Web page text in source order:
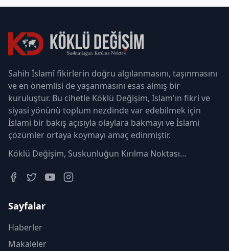
Sahih İslamî fikirlerin doğru algılanmasını, taşınmasını
ve en önemlisi de yaşanmasını esas almış bir
kuruluştur. Bu cihetle Köklü Değişim, İslam'ın fikri ve
siyasi yönünü toplum nezdinde var edebilmek için
İslami bir bakış açısıyla olaylara bakmayı ve İslami
çözümler ortaya koymayı amaç edinmiştir.
Köklü Değişim, Suskunluğun Kırılma Noktası...
Sayfalar
Haberler
Makaleler